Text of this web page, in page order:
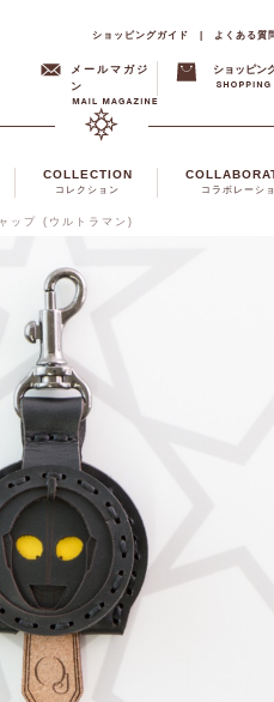
ショッピングガイド | よくある質
メールマガジ
ン
ショッピン
COLLECTION
コレクション コラボレーシ
ップ (ウルトラマン)